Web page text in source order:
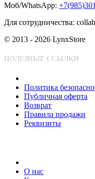
Моб/WhatsApp:
Для сотрудничества:
© 2013 - 2026 LynxStore
ПОЛЕЗНЫЕ ССЫЛКИ
Политика
Публичная оферта
Возврат
Правила продажи
Реквизиты
О нас